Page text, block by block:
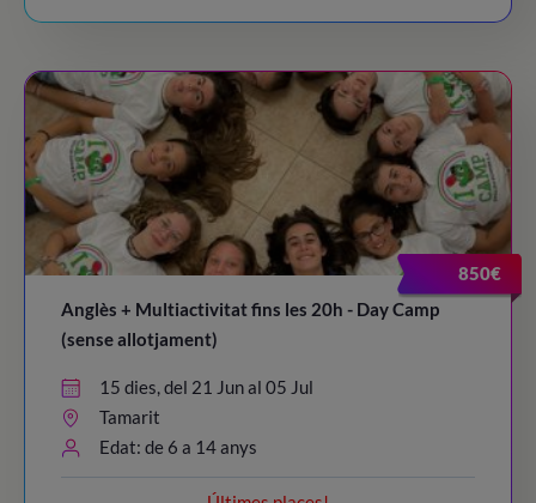
850€
Anglès + Multiactivitat fins les 20h - Day Camp
(sense allotjament)
15 dies, del 21 Jun al 05 Jul
Tamarit
Edat: de 6 a 14 anys